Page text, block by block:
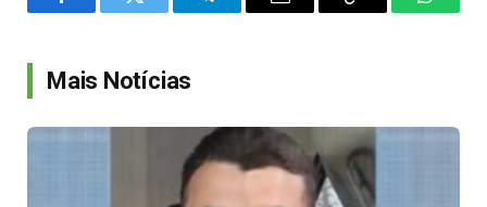
FacebookTwitter TelegramEmail
Copy
Mais Notícias